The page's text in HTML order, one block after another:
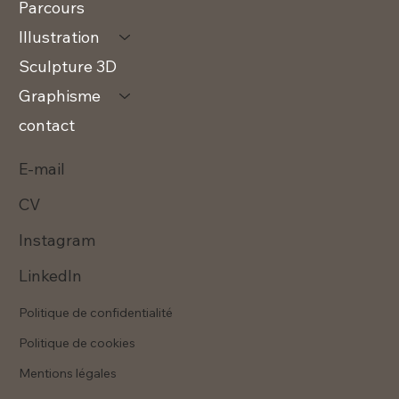
Parcours
Illustration
Sculpture 3D
Graphisme
contact
E-mail
CV
Instagram
LinkedIn
Politique de confidentialité
Politique de cookies
Mentions légales